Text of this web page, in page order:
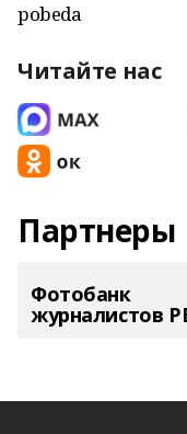
pobeda
Читайте нас
Партнеры
Фотобанк
журналистов